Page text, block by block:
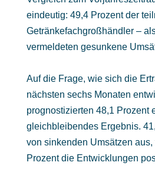
eindeutig: 49,4 Prozent der
Getränkefachgroßhändler –
vermeldeten gesunkene
Auf die Frage, wie sich die
nächsten sechs Monaten
prognostizierten 48,1 Prozent
gleichbleibendes Ergebnis.
von sinkenden Umsätzen aus,
Prozent die Entwicklungen